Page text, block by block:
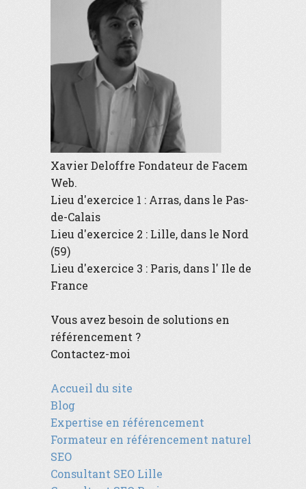
Xavier Deloffre Fondateur de Facem
Web.
Lieu d'exercice 1 : Arras, dans le Pas-
de-Calais
Lieu d'exercice 2 : Lille, dans le Nord
(59)
Lieu d'exercice 3 : Paris, dans l' Ile de
France
Vous avez besoin de solutions en
référencement ?
Contactez-moi
Accueil du site
Blog
Expertise en référencement
Formateur en référencement naturel
SEO
Consultant SEO Lille